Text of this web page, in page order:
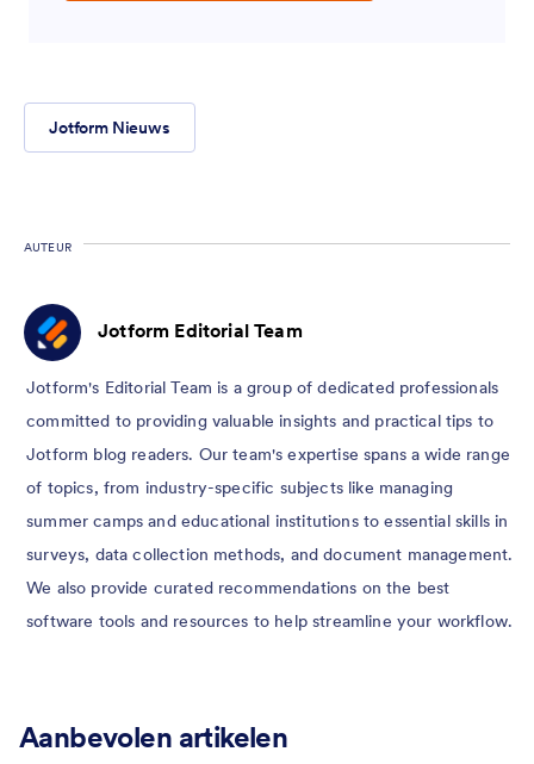
Jotform Nieuws
AUTEUR
Jotform Editorial Team
Jotform's Editorial Team is a group of dedicated professionals
committed to providing valuable insights and practical tips to
Jotform blog readers. Our team's expertise spans a wide range
of topics, from industry-specific subjects like managing
summer camps and educational institutions to essential skills in
surveys, data collection methods, and document management.
We also provide curated recommendations on the best
software tools and resources to help streamline your workflow.
Aanbevolen artikelen